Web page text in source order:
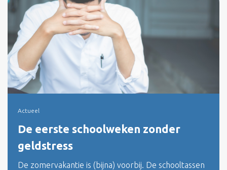
Actueel
De eerste schoolweken zonder
geldstress
De zomervakantie is (bijna) voorbij. De schooltassen